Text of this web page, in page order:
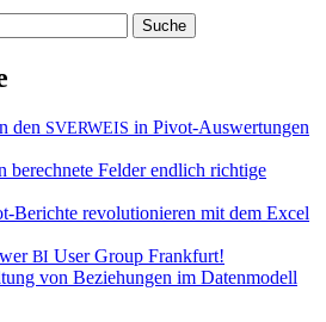
den SVERWEIS in Pivot-Auswertungen
berechnete Felder endlich richtige
Berichte revolutionieren mit dem Excel
BI User Group Frankfurt!
von Beziehungen im Datenmodell